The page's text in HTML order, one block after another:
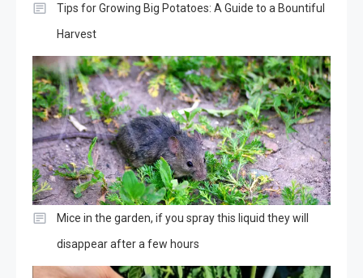
Tips for Growing Big Potatoes: A Guide to a Bountiful
Harvest
Mice in the garden, if you spray this liquid they will
disappear after a few hours